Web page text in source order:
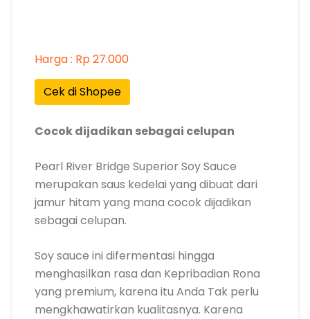
Harga : Rp 27.000
Cek di Shopee
Cocok dijadikan sebagai celupan
Pearl River Bridge Superior Soy Sauce
merupakan saus kedelai yang dibuat dari
jamur hitam yang mana cocok dijadikan
sebagai celupan.
Soy sauce ini difermentasi hingga
menghasilkan rasa dan Kepribadian Rona
yang premium, karena itu Anda Tak perlu
mengkhawatirkan kualitasnya. Karena